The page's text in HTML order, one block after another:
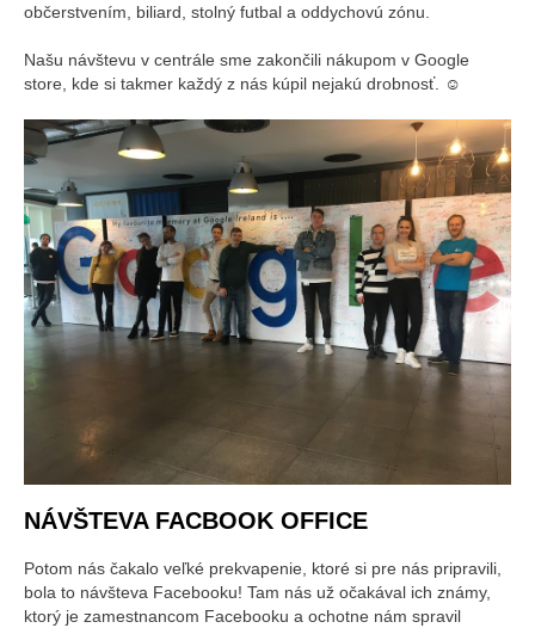
občerstvením, biliard, stolný futbal a oddychovú zónu.
Našu návštevu v centrále sme zakončili nákupom v Google
store, kde si takmer každý z nás kúpil nejakú drobnosť. ☺
NÁVŠTEVA FACBOOK OFFICE
Potom nás čakalo veľké prekvapenie, ktoré si pre nás pripravili,
bola to návšteva Facebooku! Tam nás už očakával ich známy,
ktorý je zamestnancom Facebooku a ochotne nám spravil